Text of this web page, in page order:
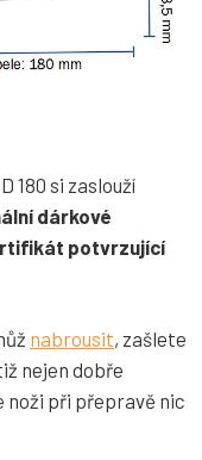
180 si zaslouží
dárkové
potvrzující
nabrousit, zašlete
nejen dobře
noži při přepravě nic